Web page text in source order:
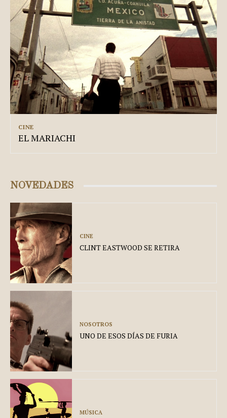
CINE
EL MARIACHI
NOVEDADES
CINE
CLINT EASTWOOD SE RETIRA
NOSOTROS
UNO DE ESOS DÍAS DE FURIA
MÚSICA